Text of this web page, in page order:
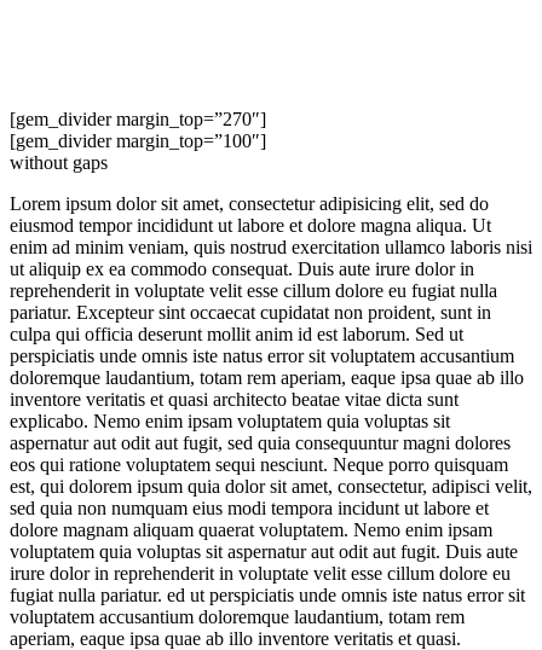
[gem_divider margin_top=”270″]
[gem_divider margin_top=”100″]
without gaps
Lorem ipsum dolor sit amet, consectetur adipisicing elit, sed do
eiusmod tempor incididunt ut labore et dolore magna aliqua. Ut
enim ad minim veniam, quis nostrud exercitation ullamco laboris nisi
ut aliquip ex ea commodo consequat. Duis aute irure dolor in
reprehenderit in voluptate velit esse cillum dolore eu fugiat nulla
pariatur. Excepteur sint occaecat cupidatat non proident, sunt in
culpa qui officia deserunt mollit anim id est laborum. Sed ut
perspiciatis unde omnis iste natus error sit voluptatem accusantium
doloremque laudantium, totam rem aperiam, eaque ipsa quae ab illo
inventore veritatis et quasi architecto beatae vitae dicta sunt
explicabo. Nemo enim ipsam voluptatem quia voluptas sit
aspernatur aut odit aut fugit, sed quia consequuntur magni dolores
eos qui ratione voluptatem sequi nesciunt. Neque porro quisquam
est, qui dolorem ipsum quia dolor sit amet, consectetur, adipisci velit,
sed quia non numquam eius modi tempora incidunt ut labore et
dolore magnam aliquam quaerat voluptatem. Nemo enim ipsam
voluptatem quia voluptas sit aspernatur aut odit aut fugit. Duis aute
irure dolor in reprehenderit in voluptate velit esse cillum dolore eu
fugiat nulla pariatur. ed ut perspiciatis unde omnis iste natus error sit
voluptatem accusantium doloremque laudantium, totam rem
aperiam, eaque ipsa quae ab illo inventore veritatis et quasi.